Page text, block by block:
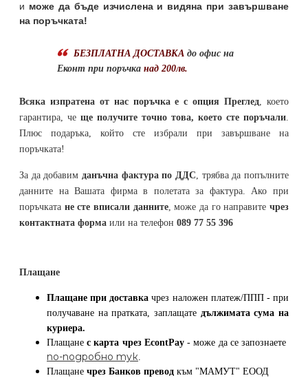
и може да бъде изчислена и видяна при завършване
на поръчката!
БЕЗПЛАТНА ДОСТАВКА до офис на
Еконт при поръчка над 200лв.
Всяка изпратена от нас поръчка е с опция Преглед, което
гарантира, че ще получите точно това, което сте поръчали.
Плюс подаръка, който сте избрали при завършване на
поръчката!
За да добавим данъчна фактура по ДДС, трябва да попълните
данните на Вашата фирма в полетата за фактура. Ако при
поръчката не сте вписали данните, може да го направитечрез
контактната форма или на телефон 089 77 55 396
Плащане
Плащане при доставка чрез наложен платеж/ППП - при
получаване на пратката, заплащате дължимата сума на
куриера.
Плащанес карта чрез EcontPay- може да се запознаете
по-подробно тук.
Плащане чрез Банков превод към "МАМУТ" ЕООД